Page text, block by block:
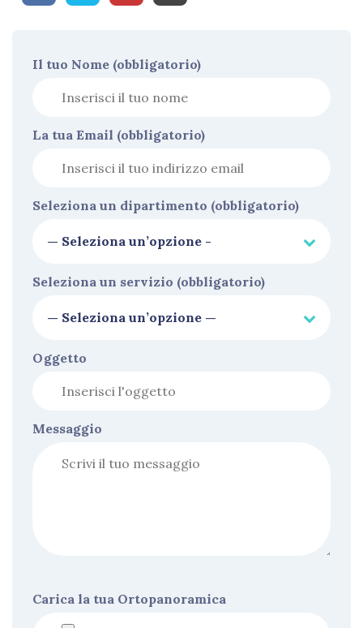
Il tuo Nome (obbligatorio)
La tua Email (obbligatorio)
Seleziona un dipartimento (obbligatorio)
Seleziona un servizio (obbligatorio)
Oggetto
Messaggio
Carica la tua Ortopanoramica